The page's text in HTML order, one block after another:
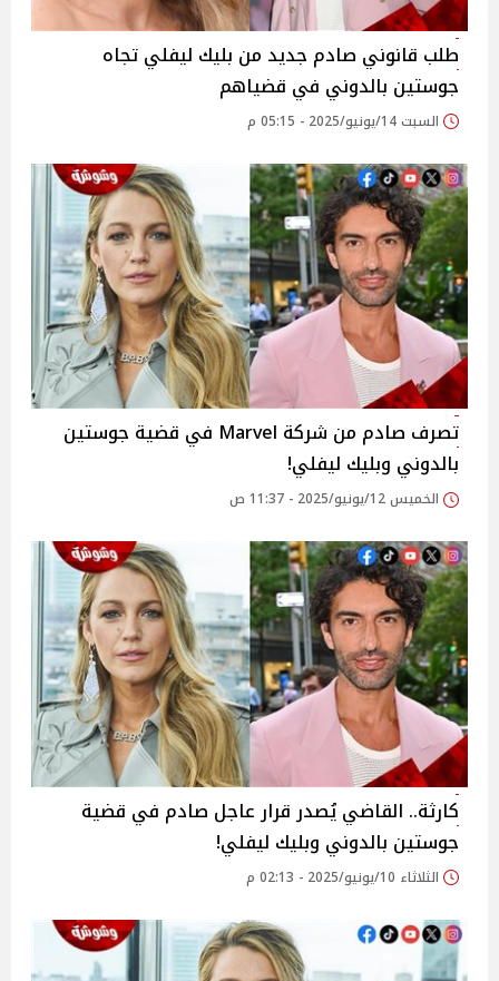
طلب قانوني صادم جديد من بليك ليفلي تجاه
جوستين بالدوني في قضياهم
السبت 14/يونيو/2025 - 05:15 م
تصرف صادم من شركة Marvel في قضية جوستين
بالدوني وبليك ليفلي!
الخميس 12/يونيو/2025 - 11:37 ص
كارثة.. القاضي يُصدر قرار عاجل صادم في قضية
جوستين بالدوني وبليك ليفلي!
الثلاثاء 10/يونيو/2025 - 02:13 م